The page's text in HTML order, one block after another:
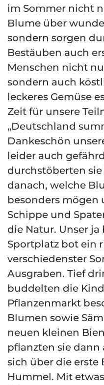
im Sommer nicht
Blume über
sondern sorgen
Bestäuben auch
Menschen nicht
sondern auch
leckeres Gemüse
Zeit für unsere
„Deutschland
Dankeschön
leider auch
durchstöberten
danach, welche
besonders mögen
Schippe und
die Natur. Unser
Sportplatz bot ein
verschiedenster
Ausgraben. Tief
buddelten die
Pflanzenmarkt
Blumen sowie
neuen kleinen
pflanzten sie dann
sich über die erste
Hummel. Mit